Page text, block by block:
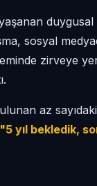
sosyal
zirveye
az
"5 yıl bekledik,